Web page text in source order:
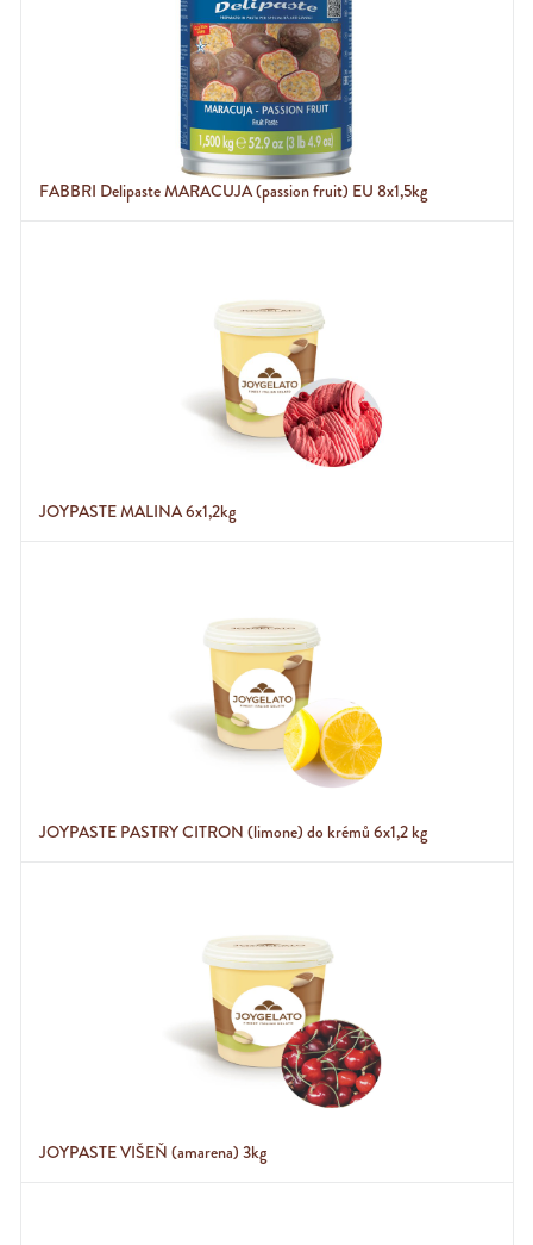
FABBRI Delipaste MARACUJA (passion fruit) EU 8x1,5kg
JOYPASTE MALINA 6x1,2kg
JOYPASTE PASTRY CITRON (limone) do krémů 6x1,2 kg
JOYPASTE VIŠEŇ (amarena) 3kg